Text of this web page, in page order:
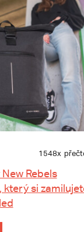
1548x
Rebels
který si